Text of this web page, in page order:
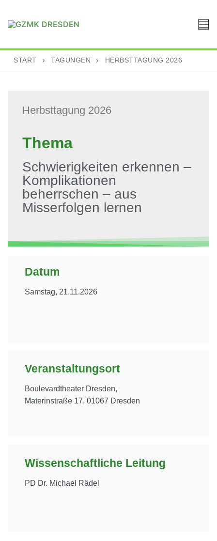
START TAGUNGEN HERBSTTAGUNG 2026
Herbsttagung 2026
Thema
Schwierigkeiten erkennen –
Komplikationen
beherrschen – aus
Misserfolgen lernen
Datum
Samstag, 21.11.2026
Veranstaltungsort
Boulevardtheater Dresden,
Materinstraße 17, 01067 Dresden
Wissenschaftliche Leitung
PD Dr. Michael Rädel